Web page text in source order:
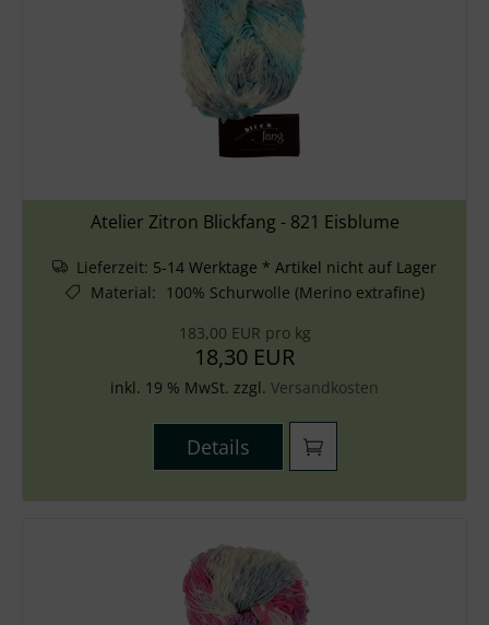
Atelier Zitron Blickfang - 821 Eisblume
Lieferzeit: 5-14 Werktage * Artikel nicht auf Lager
Material: 100% Schurwolle (Merino extrafine)
183,00 EUR pro kg
18,30 EUR
inkl. 19 % MwSt. zzgl. Versandkosten
Details